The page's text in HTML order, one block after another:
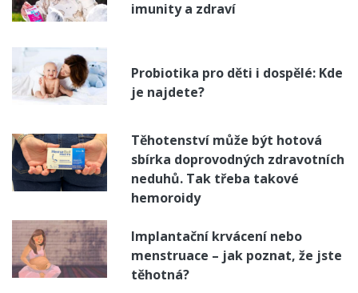
imunity a zdraví
Probiotika pro děti i dospělé: Kde
je najdete?
Těhotenství může být hotová
sbírka doprovodných zdravotních
neduhů. Tak třeba takové
hemoroidy
Implantační krvácení nebo
menstruace – jak poznat, že jste
těhotná?